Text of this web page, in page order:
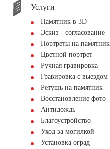
Услуги
Памятник в 3D
Эскиз - согласование
Портреты на памятник
Цветной портрет
Ручная гравировка
Гравировка с выездом
Ретушь на памятник
Восстановление фото
Антидождь
Благоустройство
Уход за могилкой
Установка оград